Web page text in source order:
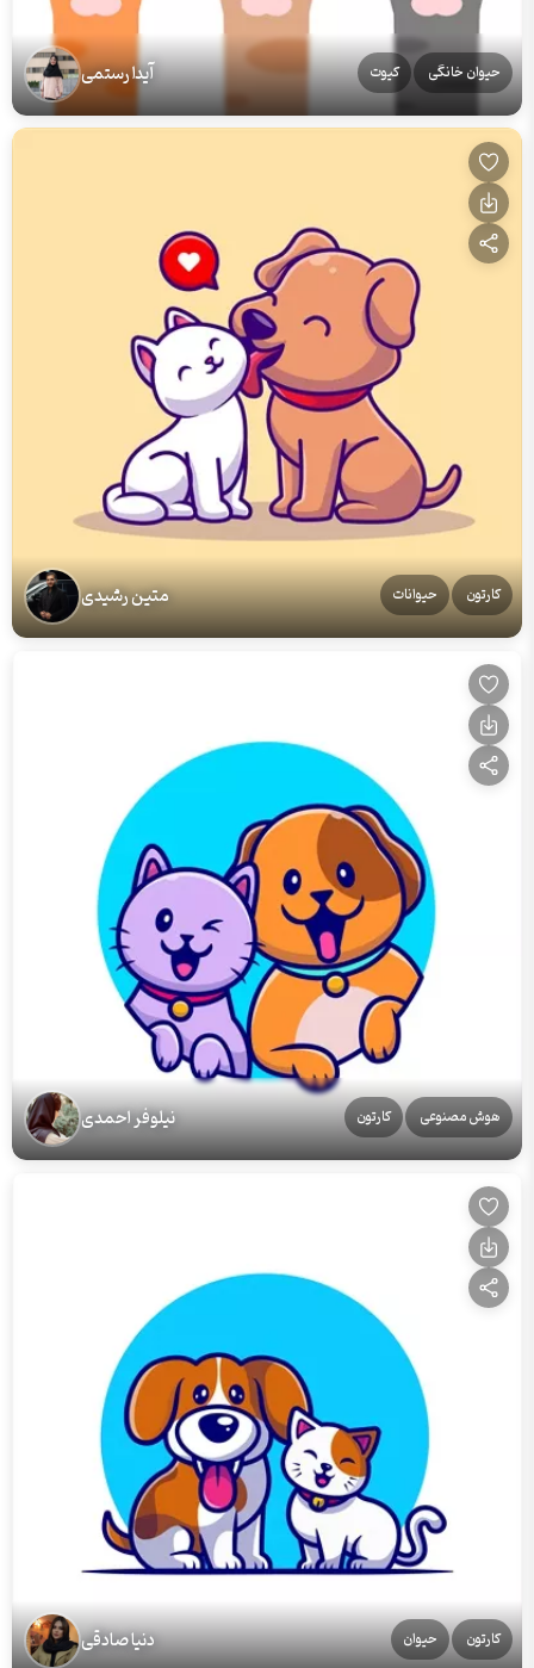
حیوان خانگی کیوت آیدا رستمی
کارتون حیوانات متین رشیدی
هوش مصنوعی کارتون نیلوفر احمدی
کارتون حیوان دنیا صادقی